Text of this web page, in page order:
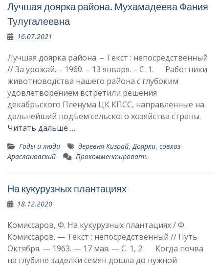
Лучшая доярка района. Мухамадеева Фания
Тулугалеевна
16.07.2021
Лучшая доярка района. – Текст : непосредственный
// За урожай. – 1960. – 13 января. – С. 1. Работни­ки
животноводства нашего рай­она с глубоким
удовлетворением встретили решения
декабрьского Пленума ЦК КПСС, направлен­ные на
дальнейший подъем сельского хозяйства стра­ны.
Читать дальше …
Годы и люди деревня Кизрай,Доярки, совхоз
Араслановский
Прокомментировать
На кукурузных плантациях
18.12.2020
Комиссаров, Ф. На кукурузных плантациях / Ф.
Комиссаров. — Текст : непосредственный // Путь
Октября. — 1963. — 17 мая. — С. 1, 2. Когда почва
на глубине заделки семян дошла до нужной